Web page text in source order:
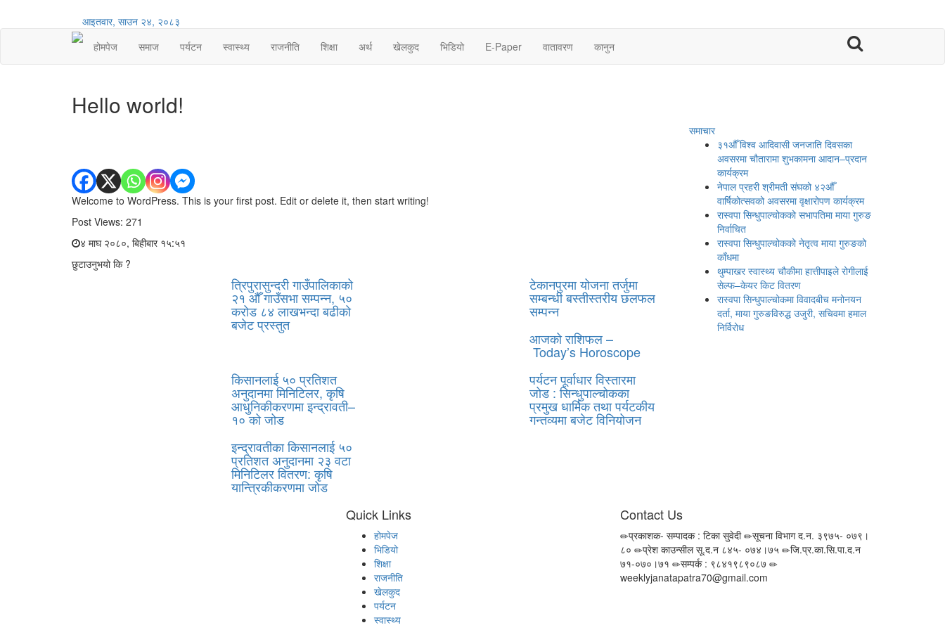
आइतवार, साउन २४, २०८३
होमपेज
समाज पर्यटन स्वास्थ्य राजनीति शिक्षा अर्थ खेलकुद भिडियो E-Paper वातावरण कानुन 
Hello world!
Welcome to WordPress. This is your first post. Edit or delete it, then start writing!
Post Views: 271
४ माघ २०८०, बिहीबार १५:५१
छुटाउनुभयो कि ?
त्रिपुरासुन्दरी गाउँपालिकाको
२१ औँ गाउँसभा सम्पन्न, ५०
करोड ८४ लाखभन्दा बढीको
बजेट प्रस्तुत
टेकानपुरमा योजना तर्जुमा
सम्बन्धी बस्तीस्तरीय छलफल
सम्पन्न
आजको राशिफल –
Today’s Horoscope
किसानलाई ५० प्रतिशत
अनुदानमा मिनिटिलर, कृषि
आधुनिकीकरणमा इन्द्रावती–
१० को जोड
पर्यटन पूर्वाधार विस्तारमा
जोड : सिन्धुपाल्चोकका
प्रमुख धार्मिक तथा पर्यटकीय
गन्तव्यमा बजेट विनियोजन
इन्द्रावतीका किसानलाई ५०
प्रतिशत अनुदानमा २३ वटा
मिनिटिलर वितरण: कृषि
यान्त्रिकीकरणमा जोड
समाचार
३१औँ विश्व आदिवासी जनजाति दिवसका
अवसरमा चौतारामा शुभकामना आदान–प्रदान
कार्यक्रम
नेपाल प्रहरी श्रीमती संघको ४२औँ
वार्षिकोत्सवको अवसरमा वृक्षारोपण कार्यक्रम
रास्वपा सिन्धुपाल्चोकको सभापतिमा माया गुरुङ
निर्वाचित
रास्वपा सिन्धुपाल्चोकको नेतृत्व माया गुरुङको
काँधमा
थुम्पाखर स्वास्थ्य चौकीमा हात्तीपाइले रोगीलाई
सेल्फ–केयर किट वितरण
रास्वपा सिन्धुपाल्चोकमा विवादबीच मनोनयन
दर्ता, माया गुरुङविरुद्ध उजुरी, सचिवमा हमाल
निर्विरोध
Quick Links
होमपेज
भिडियो
शिक्षा
राजनीति
खेलकुद
पर्यटन
स्वास्थ्य
Contact Us
प्रकाशक- सम्पादक : टिका सुवेदी
सूचना विभाग द.न. ३९७५- ०७९।
८०
प्रेश काउन्सील सू.द.न ८४५- ०७४।७५
जि.प्र.का.सि.पा.द.न
७१-०७०।७१
सम्पर्क : ९८४१९८९०८७
weeklyjanatapatra70@gmail.com